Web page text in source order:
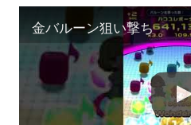
金バルーン狙い撃ち